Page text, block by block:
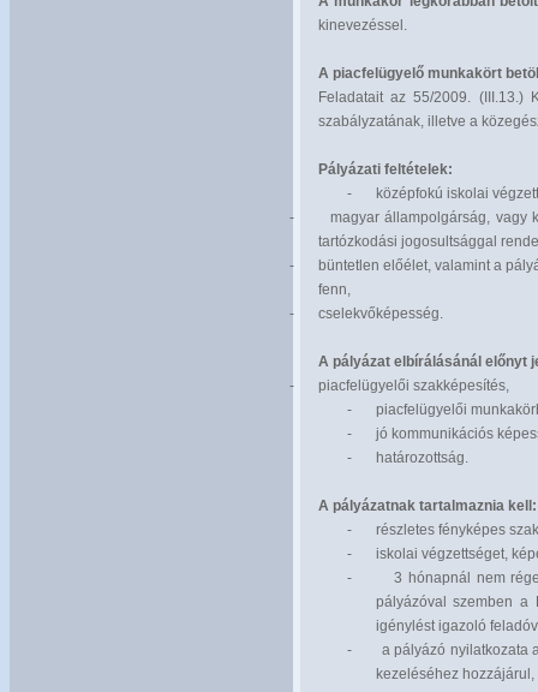
kinevezéssel.
A piacfelügyelő munkakört
Feladatait az 55/2009. (III.13.)
szabályzatának, illetve a
Pályázati feltételek:
-
középfokú iskolai
-
magyar állampolgárság, vagy
tartózkodási jogosultsággal
-
büntetlen előélet, valamint a
fenn,
-
cselekvőképesség.
A pályázat elbírálásánál előnyt
-
piacfelügyelői szakképesítés,
-
piacfelügyelői
-
jó kommunikációs
-
határozottság.
A pályázatnak tartalmaznia kell:
-
részletes fényképes
-
iskolai végzettséget,
-
3 hónapnál nem
pályázóval szemben
igénylést igazoló
-
a pályázó nyilatkozata
kezeléséhez